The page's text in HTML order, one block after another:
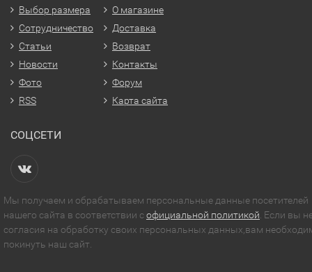
Выбор размера
Сотрудничество
Статьи
Новости
Фото
RSS
О магазине
Доставка
Возврат
Контакты
Форум
Карта сайта
СОЦСЕТИ
Мы получаем и обрабатываем персональные данные посетителей
нашего сайта в соответствии софициальной политикой . Если вы
согласия на обработку своих персональных данных,вам
покинуть наш сайт.